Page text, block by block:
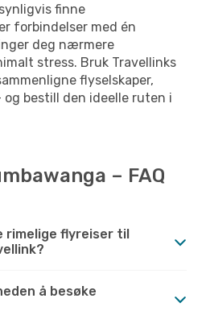
finne
forbindelser med én
deg nærmere
stress. Bruk Travellinks
flyselskaper,
bestill den ideelle ruten i
– FAQ
rimelige flyreiser til
å besøke